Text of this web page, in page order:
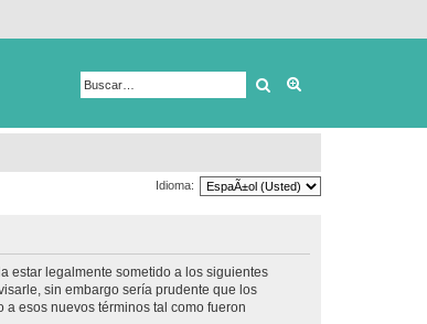
Buscar
Idioma:
estar legalmente sometido a los siguientes
sin embargo sería prudente que los
esos nuevos términos tal como fueron